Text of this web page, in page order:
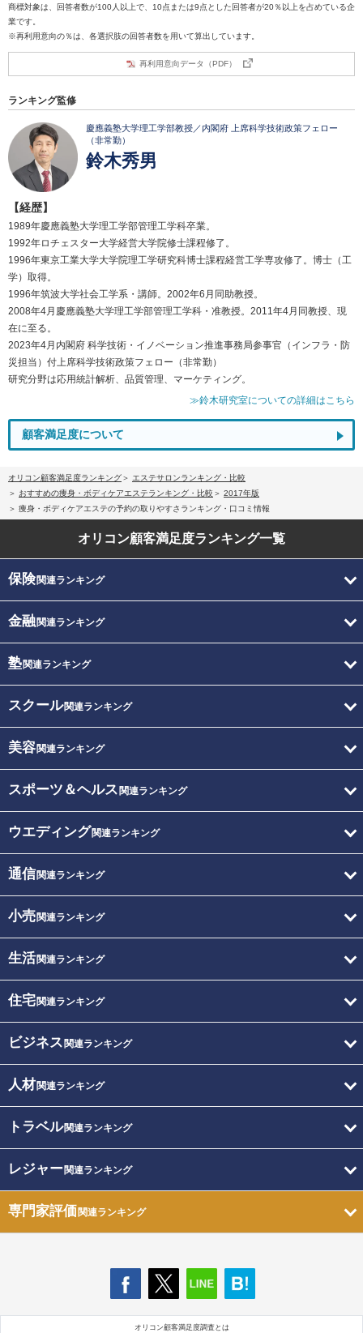
商標対象は、回答者数が100人以上で、10点または9点とした回答者が20％以上を占めている企
業です。
※再利用意向の％は、各選択肢の回答者数を用いて算出しています。
再利用意向データ（PDF）
ランキング監修
慶應義塾大学理工学部教授／内閣府 上席科学技術政策フェロー
（非常勤）
鈴木秀男
【経歴】
1989年慶應義塾大学理工学部管理工学科卒業。
1992年ロチェスター大学経営大学院修士課程修了。
1996年東京工業大学大学院理工学研究科博士課程経営工学専攻修了。博士（工
学）取得。
1996年筑波大学社会工学系・講師。2002年6月同助教授。
2008年4月慶應義塾大学理工学部管理工学科・准教授。2011年4月同教授、現
在に至る。
2023年4月内閣府 科学技術・イノベーション推進事務局参事官（インフラ・防
災担当）付上席科学技術政策フェロー（非常勤）
研究分野は応用統計解析、品質管理、マーケティング。
≫鈴木研究室についての詳細はこちら
顧客満足度について
オリコン顧客満足度ランキング
エステサロンランキング・比較
おすすめの痩身・ボディケアエステランキング・比較
2017年版
痩身・ボディケアエステの予約の取りやすさランキング・口コミ情報
オリコン顧客満足度ランキング一覧
保険関連ランキング
金融関連ランキング
塾関連ランキング
スクール関連ランキング
美容関連ランキング
スポーツ＆ヘルス 関連ランキング
ウエディング関連ランキング
通信関連ランキング
小売関連ランキング
生活関連ランキング
住宅関連ランキング
ビジネス 関連ランキング
人材関連ランキング
トラベル関連ランキング
レジャー関連ランキング
専門家評価関連ランキング
オリコン顧客満足度調査とは